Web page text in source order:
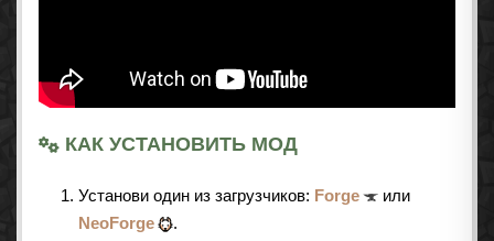
КАК УСТАНОВИТЬ МОД
Установи один из загрузчиков: Forge
или
NeoForge
.